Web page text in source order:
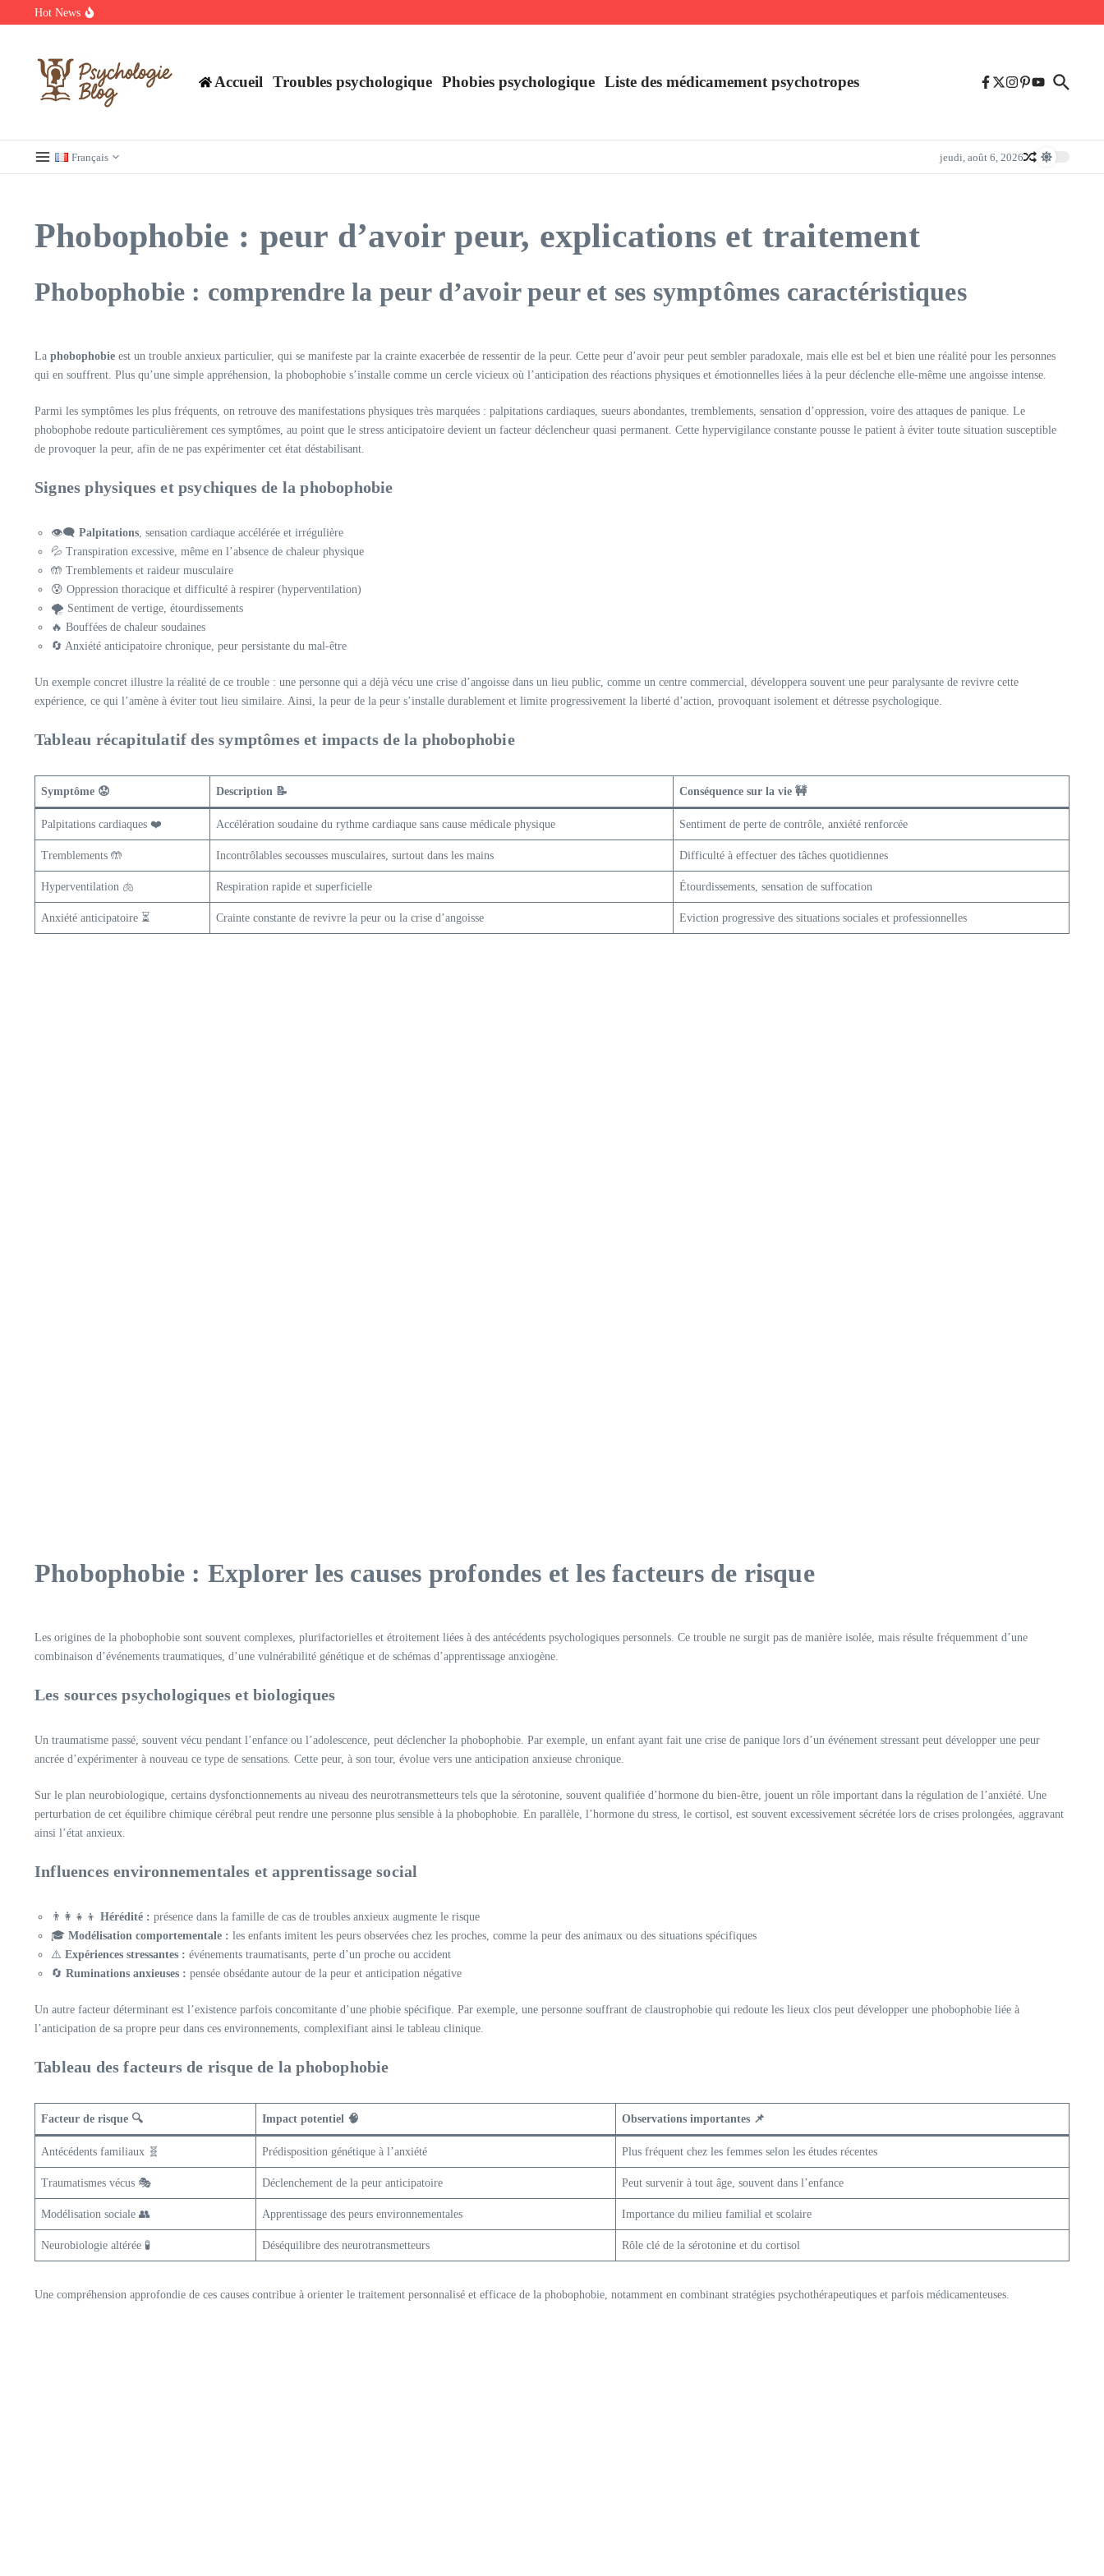
Aller au contenu
Hot News
Regardez Films et Séries en Streaming sur Wiflix
Accueil Troubles psychologique Phobies psychologique Liste des médicamement psychotropes
Français jeudi, août 6, 2026
Phobophobie : peur d’avoir peur, explications et traitement
Phobophobie : comprendre la peur d’avoir peur et ses symptômes caractéristiques
La phobophobie est un trouble anxieux particulier, qui se manifeste par la crainte exacerbée de ressentir de la peur. Cette peur d’avoir peur peut sembler paradoxale, mais elle est bel et bien une réalité pour les personnes
qui en souffrent. Plus qu’une simple appréhension, la phobophobie s’installe comme un cercle vicieux où l’anticipation des réactions physiques et émotionnelles liées à la peur déclenche elle-même une angoisse intense.
Parmi les symptômes les plus fréquents, on retrouve des manifestations physiques très marquées : palpitations cardiaques, sueurs abondantes, tremblements, sensation d’oppression, voire des attaques de panique. Le
phobophobe redoute particulièrement ces symptômes, au point que le stress anticipatoire devient un facteur déclencheur quasi permanent. Cette hypervigilance constante pousse le patient à éviter toute situation susceptible
de provoquer la peur, afin de ne pas expérimenter cet état déstabilisant.
Signes physiques et psychiques de la phobophobie
👁️‍🗨️ Palpitations, sensation cardiaque accélérée et irrégulière
💦 Transpiration excessive, même en l’absence de chaleur physique
🤲 Tremblements et raideur musculaire
😰 Oppression thoracique et difficulté à respirer (hyperventilation)
🌪️ Sentiment de vertige, étourdissements
🔥 Bouffées de chaleur soudaines
🔄 Anxiété anticipatoire chronique, peur persistante du mal-être
Un exemple concret illustre la réalité de ce trouble : une personne qui a déjà vécu une crise d’angoisse dans un lieu public, comme un centre commercial, développera souvent une peur paralysante de revivre cette
expérience, ce qui l’amène à éviter tout lieu similaire. Ainsi, la peur de la peur s’installe durablement et limite progressivement la liberté d’action, provoquant isolement et détresse psychologique.
Tableau récapitulatif des symptômes et impacts de la phobophobie
Symptôme 😟 Description 📝 Conséquence sur la vie 🚧
Palpitations cardiaques ❤️ Accélération soudaine du rythme cardiaque sans cause médicale physique Sentiment de perte de contrôle, anxiété renforcée
Tremblements 🤲 Incontrôlables secousses musculaires, surtout dans les mains Difficulté à effectuer des tâches quotidiennes
Hyperventilation 🫁 Respiration rapide et superficielle Étourdissements, sensation de suffocation
Anxiété anticipatoire ⏳ Crainte constante de revivre la peur ou la crise d’angoisse Eviction progressive des situations sociales et professionnelles
Phobophobie : Explorer les causes profondes et les facteurs de risque
Les origines de la phobophobie sont souvent complexes, plurifactorielles et étroitement liées à des antécédents psychologiques personnels. Ce trouble ne surgit pas de manière isolée, mais résulte fréquemment d’une
combinaison d’événements traumatiques, d’une vulnérabilité génétique et de schémas d’apprentissage anxiogène.
Les sources psychologiques et biologiques
Un traumatisme passé, souvent vécu pendant l’enfance ou l’adolescence, peut déclencher la phobophobie. Par exemple, un enfant ayant fait une crise de panique lors d’un événement stressant peut développer une peur
ancrée d’expérimenter à nouveau ce type de sensations. Cette peur, à son tour, évolue vers une anticipation anxieuse chronique.
Sur le plan neurobiologique, certains dysfonctionnements au niveau des neurotransmetteurs tels que la sérotonine, souvent qualifiée d’hormone du bien-être, jouent un rôle important dans la régulation de l’anxiété. Une
perturbation de cet équilibre chimique cérébral peut rendre une personne plus sensible à la phobophobie. En parallèle, l’hormone du stress, le cortisol, est souvent excessivement sécrétée lors de crises prolongées, aggravant
ainsi l’état anxieux.
Influences environnementales et apprentissage social
👨‍👩‍👧‍👦 Hérédité : présence dans la famille de cas de troubles anxieux augmente le risque
🎓 Modélisation comportementale : les enfants imitent les peurs observées chez les proches, comme la peur des animaux ou des situations spécifiques
⚠️ Expériences stressantes : événements traumatisants, perte d’un proche ou accident
🔄 Ruminations anxieuses : pensée obsédante autour de la peur et anticipation négative
Un autre facteur déterminant est l’existence parfois concomitante d’une phobie spécifique. Par exemple, une personne souffrant de claustrophobie qui redoute les lieux clos peut développer une phobophobie liée à
l’anticipation de sa propre peur dans ces environnements, complexifiant ainsi le tableau clinique.
Tableau des facteurs de risque de la phobophobie
Facteur de risque 🔍 Impact potentiel 🧠 Observations importantes 📌
Antécédents familiaux 🧬 Prédisposition génétique à l’anxiété Plus fréquent chez les femmes selon les études récentes
Traumatismes vécus 🎭 Déclenchement de la peur anticipatoire Peut survenir à tout âge, souvent dans l’enfance
Modélisation sociale 👥 Apprentissage des peurs environnementales Importance du milieu familial et scolaire
Neurobiologie altérée 🧪 Déséquilibre des neurotransmetteurs Rôle clé de la sérotonine et du cortisol
Une compréhension approfondie de ces causes contribue à orienter le traitement personnalisé et efficace de la phobophobie, notamment en combinant stratégies psychothérapeutiques et parfois médicamenteuses.